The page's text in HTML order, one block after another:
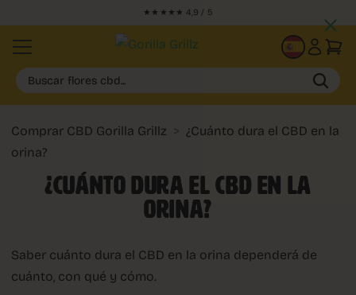
★★★★★ 4,9 / 5
ES
Buscar flores cbd...
Comprar CBD Gorilla Grillz > ¿Cuánto dura el CBD en la
orina?
¿CUÁNTO DURA EL CBD EN LA
ORINA?
Saber cuánto dura el CBD en la orina dependerá de
cuánto, con qué y cómo.